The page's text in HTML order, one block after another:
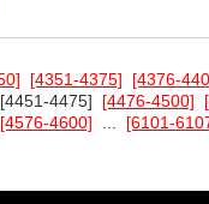
[4351-4375] [4376-
[4451-4475] [4476-4500]
[4576-4600] [6101-